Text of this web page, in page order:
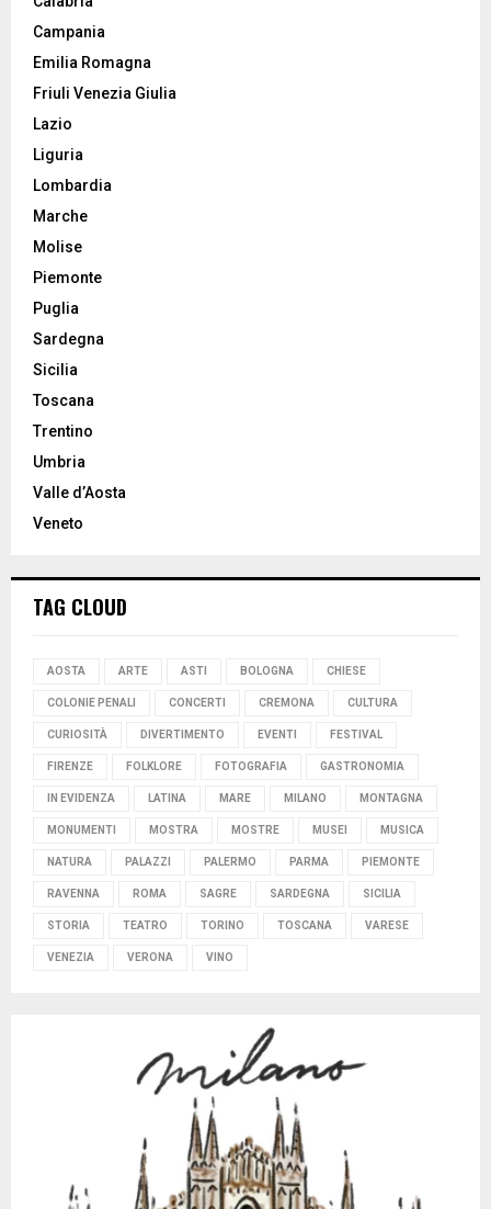
Campania
Emilia Romagna
Friuli Venezia Giulia
Lazio
Liguria
Lombardia
Marche
Molise
Piemonte
Puglia
Sardegna
Sicilia
Toscana
Trentino
Umbria
Valle d’Aosta
Veneto
TAG CLOUD
AOSTA ARTE ASTI BOLOGNA CHIESE
COLONIE PENALI CONCERTI CREMONA CULTURA
CURIOSITÀ DIVERTIMENTO EVENTI FESTIVAL
FIRENZE FOLKLORE FOTOGRAFIA GASTRONOMIA
IN EVIDENZA LATINA MARE MILANO MONTAGNA
MONUMENTI MOSTRA MOSTRE MUSEI MUSICA
NATURA PALAZZI PALERMO PARMA PIEMONTE
RAVENNA ROMA SAGRE SARDEGNA SICILIA
STORIA TEATRO TORINO TOSCANA VARESE
VENEZIA VERONA VINO